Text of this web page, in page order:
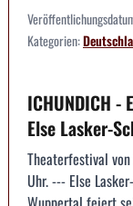
Kategorien:
ICHUNDICH -
Else Lasker-
Theaterfestival
Uhr. --- Else